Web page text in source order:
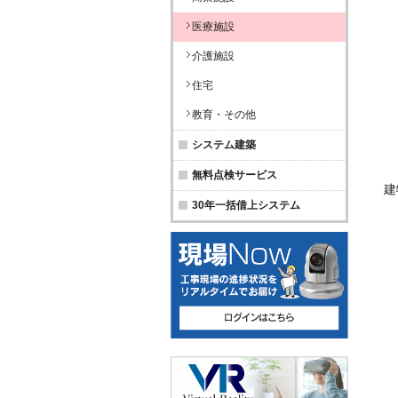
医療施設
介護施設
住宅
教育・その他
システム建築
無料点検サービス
30年一括借上システム